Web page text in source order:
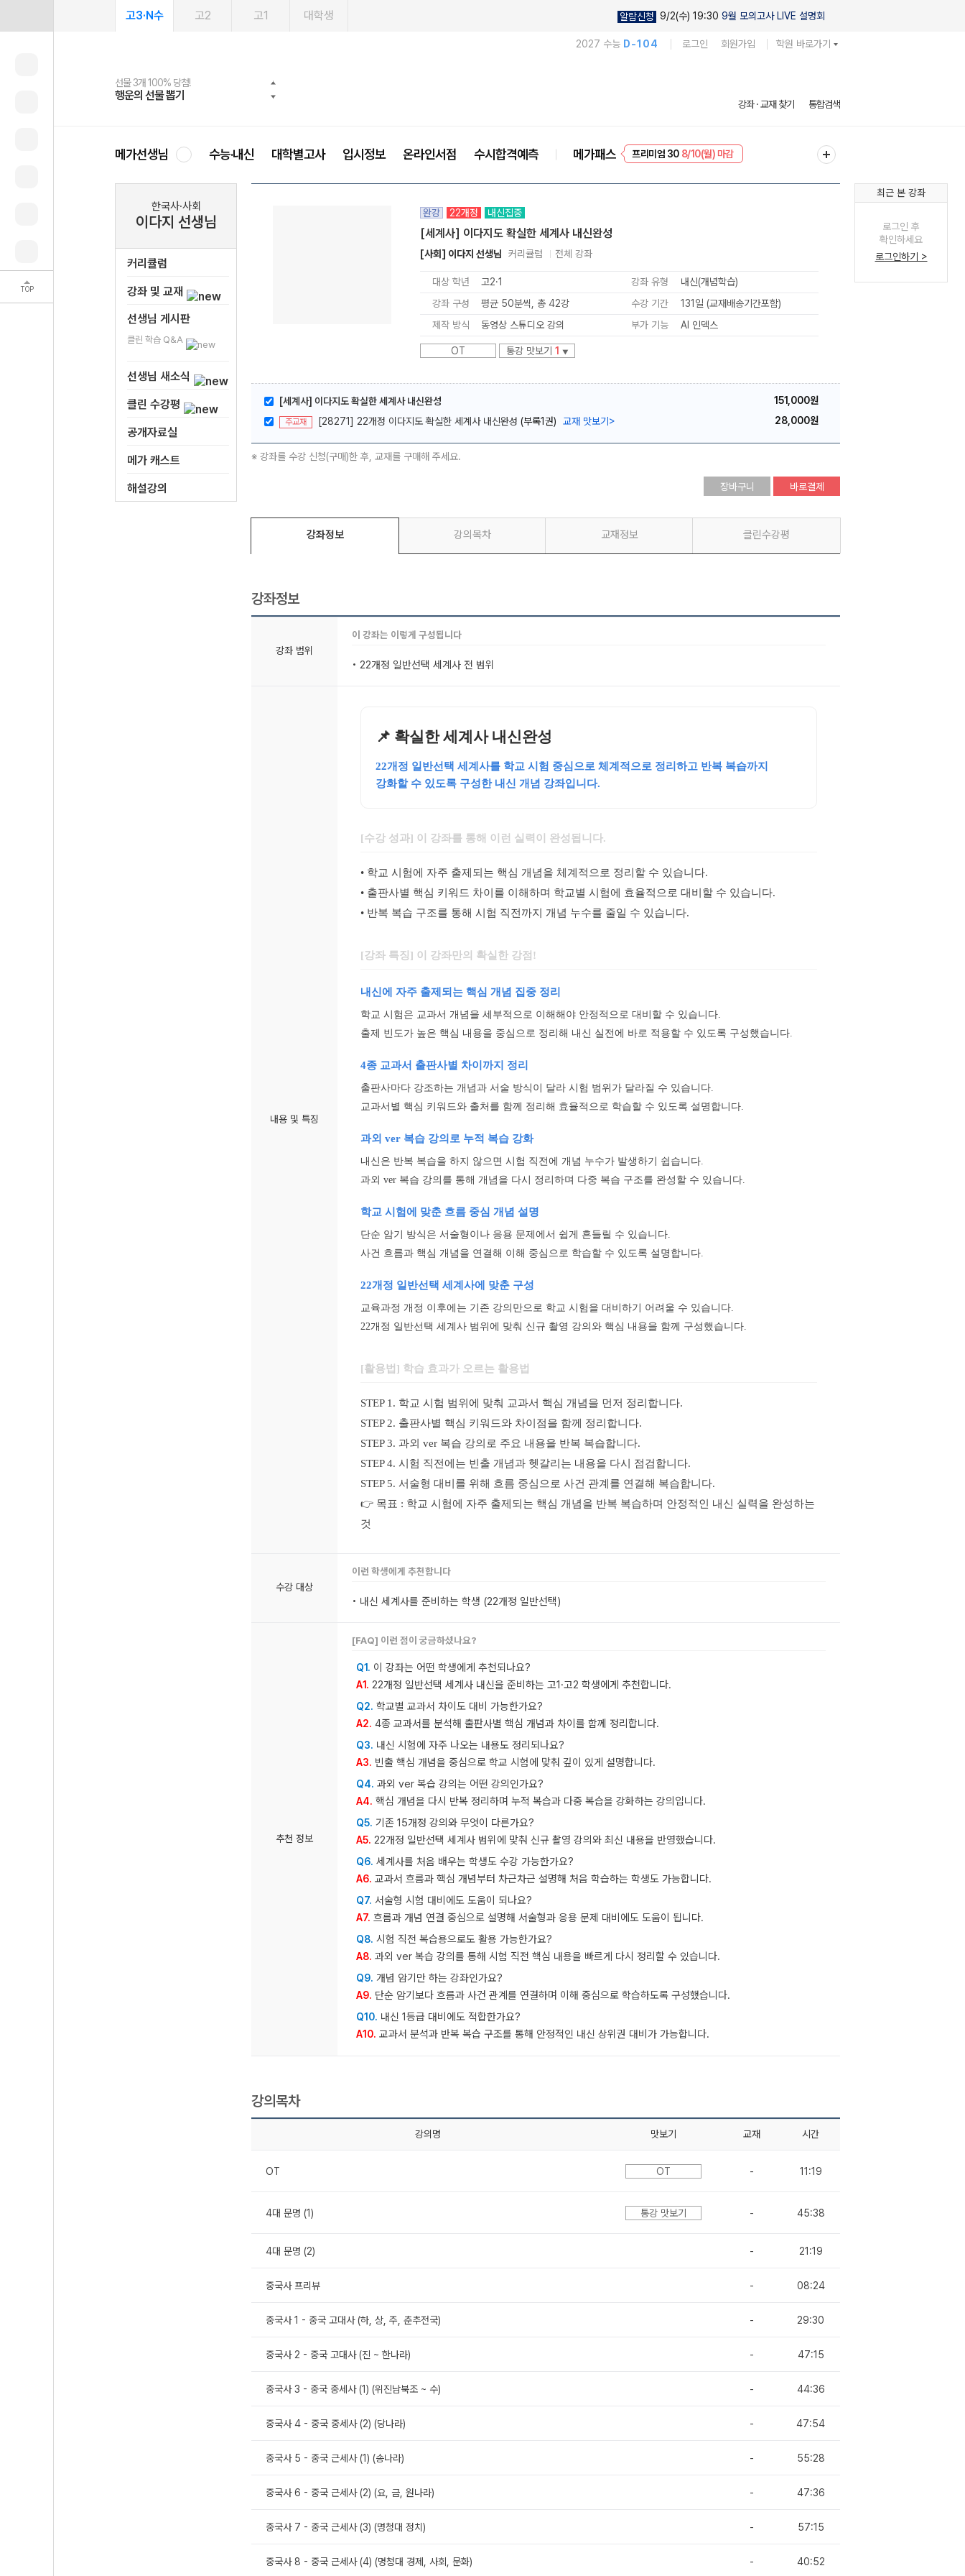
TOP
고3·N수 고2 고1 대학생 알람신청 9/2(수) 19:30 9월 모의고사 LIVE 설명회
2027 수능 D-104 로그인 회원가입 학원 바로가기
선물 3개 100% 당첨!
행운의 선물 뽑기
선물 100% 증정!
메가스터디 X 올리브
여름방학 스터디 캐시백
메가런 썸머스쿨
2027 러셀 단과
강사 공개선발
스마트러닝앱
설문 EVENT
메가패스
3일 무료 체험권
메가패스 수강생 무료혜택!
메가클럽 멤버십
사회공헌 캠페인
희망이룸 메가나눔
강좌 · 교재 찾기 통합검색
메가선생님 수능·내신 대학별고사 입시정보 온라인서점 수시합격예측 메가패스
EVENT8/10(월) 마감
한국사·사회
이다지 선생님
커리큘럼
강좌 및 교재
선생님 게시판
클린 학습 Q&A
선생님 새소식
클린 수강평
공개자료실
메가 캐스트
해설강의
완강 22개정 내신집중
[세계사] 이다지도 확실한 세계사 내신완성
[사회] 이다지 선생님 커리큘럼 전체 강좌
대상 학년 고2·1 강좌 유형
내신(개념학습)
강좌 구성
평균 50분씩, 총 42강 수강 기간
131일 (교재배송기간포함)
제작 방식
동영상 스튜디오 강의 부가 기능 AI 인덱스
OT 통강 맛보기 1 ▼
[세계사] 이다지도 확실한 세계사 내신완성 151,000원
주교재 [28271] 22개정 이다지도 확실한 세계사 내신완성 (부록1권) 교재 맛보기 > 28,000원
※ 강좌를 수강 신청(구매)한 후, 교재를 구매해 주세요.
장바구니 바로결제
강좌정보 강의목차 교재정보 클린수강평
강좌정보
강좌 범위
이 강좌는 이렇게 구성됩니다
• 22개정 일반선택 세계사 전 범위
내용 및 특징
📌 확실한 세계사 내신완성
22개정 일반선택 세계사를 학교 시험 중심으로 체계적으로 정리하고 반복 복습까지
강화할 수 있도록 구성한 내신 개념 강좌입니다.
[수강 성과] 이 강좌를 통해 이런 실력이 완성됩니다.
• 학교 시험에 자주 출제되는 핵심 개념을 체계적으로 정리할 수 있습니다.
• 출판사별 핵심 키워드 차이를 이해하며 학교별 시험에 효율적으로 대비할 수 있습니다.
• 반복 복습 구조를 통해 시험 직전까지 개념 누수를 줄일 수 있습니다.
[강좌 특징] 이 강좌만의 확실한 강점!
내신에 자주 출제되는 핵심 개념 집중 정리
학교 시험은 교과서 개념을 세부적으로 이해해야 안정적으로 대비할 수 있습니다.
출제 빈도가 높은 핵심 내용을 중심으로 정리해 내신 실전에 바로 적용할 수 있도록 구성했습니다.
4종 교과서 출판사별 차이까지 정리
출판사마다 강조하는 개념과 서술 방식이 달라 시험 범위가 달라질 수 있습니다.
교과서별 핵심 키워드와 출처를 함께 정리해 효율적으로 학습할 수 있도록 설명합니다.
과외 ver 복습 강의로 누적 복습 강화
내신은 반복 복습을 하지 않으면 시험 직전에 개념 누수가 발생하기 쉽습니다.
과외 ver 복습 강의를 통해 개념을 다시 정리하며 다중 복습 구조를 완성할 수 있습니다.
학교 시험에 맞춘 흐름 중심 개념 설명
단순 암기 방식은 서술형이나 응용 문제에서 쉽게 흔들릴 수 있습니다.
사건 흐름과 핵심 개념을 연결해 이해 중심으로 학습할 수 있도록 설명합니다.
22개정 일반선택 세계사에 맞춘 구성
교육과정 개정 이후에는 기존 강의만으로 학교 시험을 대비하기 어려울 수 있습니다.
22개정 일반선택 세계사 범위에 맞춰 신규 촬영 강의와 핵심 내용을 함께 구성했습니다.
[활용법] 학습 효과가 오르는 활용법
STEP 1. 학교 시험 범위에 맞춰 교과서 핵심 개념을 먼저 정리합니다.
STEP 2. 출판사별 핵심 키워드와 차이점을 함께 정리합니다.
STEP 3. 과외 ver 복습 강의로 주요 내용을 반복 복습합니다.
STEP 4. 시험 직전에는 빈출 개념과 헷갈리는 내용을 다시 점검합니다.
STEP 5. 서술형 대비를 위해 흐름 중심으로 사건 관계를 연결해 복습합니다.
👉 목표 : 학교 시험에 자주 출제되는 핵심 개념을 반복 복습하며 안정적인 내신 실력을 완성하는
것
수강 대상
이런 학생에게 추천합니다
• 내신 세계사를 준비하는 학생 (22개정 일반선택)
추천 정보
[FAQ] 이런 점이 궁금하셨나요?
Q1. 이 강좌는 어떤 학생에게 추천되나요?
A1. 22개정 일반선택 세계사 내신을 준비하는 고1·고2 학생에게 추천합니다.
Q2. 학교별 교과서 차이도 대비 가능한가요?
A2. 4종 교과서를 분석해 출판사별 핵심 개념과 차이를 함께 정리합니다.
Q3. 내신 시험에 자주 나오는 내용도 정리되나요?
A3. 빈출 핵심 개념을 중심으로 학교 시험에 맞춰 깊이 있게 설명합니다.
Q4. 과외 ver 복습 강의는 어떤 강의인가요?
A4. 핵심 개념을 다시 반복 정리하며 누적 복습과 다중 복습을 강화하는 강의입니다.
Q5. 기존 15개정 강의와 무엇이 다른가요?
A5. 22개정 일반선택 세계사 범위에 맞춰 신규 촬영 강의와 최신 내용을 반영했습니다.
Q6. 세계사를 처음 배우는 학생도 수강 가능한가요?
A6. 교과서 흐름과 핵심 개념부터 차근차근 설명해 처음 학습하는 학생도 가능합니다.
Q7. 서술형 시험 대비에도 도움이 되나요?
A7. 흐름과 개념 연결 중심으로 설명해 서술형과 응용 문제 대비에도 도움이 됩니다.
Q8. 시험 직전 복습용으로도 활용 가능한가요?
A8. 과외 ver 복습 강의를 통해 시험 직전 핵심 내용을 빠르게 다시 정리할 수 있습니다.
Q9. 개념 암기만 하는 강좌인가요?
A9. 단순 암기보다 흐름과 사건 관계를 연결하며 이해 중심으로 학습하도록 구성했습니다.
Q10. 내신 1등급 대비에도 적합한가요?
A10. 교과서 분석과 반복 복습 구조를 통해 안정적인 내신 상위권 대비가 가능합니다.
강의목차
강의명 맛보기 교재 시간
OT OT - 11:19
4대 문명 (1) 통강 맛보기 - 45:38
4대 문명 (2) - 21:19
중국사 프리뷰 - 08:24
중국사 1 - 중국 고대사 (하, 상, 주, 춘추전국) - 29:30
중국사 2 - 중국 고대사 (진 ~ 한나라) - 47:15
중국사 3 - 중국 중세사 (1) (위진남북조 ~ 수) - 44:36
중국사 4 - 중국 중세사 (2) (당나라) - 47:54
중국사 5 - 중국 근세사 (1) (송나라) - 55:28
중국사 6 - 중국 근세사 (2) (요, 금, 원나라) - 47:36
중국사 7 - 중국 근세사 (3) (명청대 정치) - 57:15
중국사 8 - 중국 근세사 (4) (명청대 경제, 사회, 문화) - 40:52
최근 본 강좌
로그인 후
확인하세요
로그인하기 >